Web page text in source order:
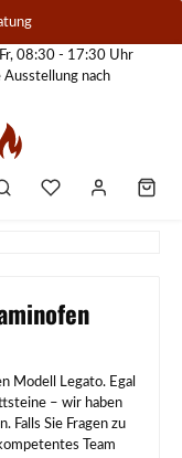
08:30 - 17:30 Uhr
nach
Modell Legato. Egal
– wir haben
Falls Sie Fragen zu
Team